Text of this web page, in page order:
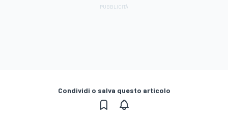
Condividi o salva questo articolo